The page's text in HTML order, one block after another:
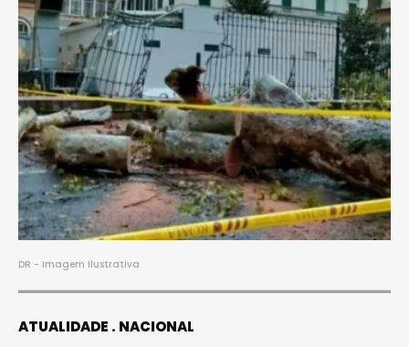
DR - Imagem Ilustrativa
ATUALIDADE NACIONAL